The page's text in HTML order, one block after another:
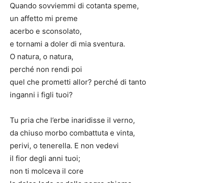
Quando sovviemmi di cotanta speme,
un affetto mi preme
acerbo e sconsolato,
e tornami a doler di mia sventura.
O natura, o natura,
perché non rendi poi
quel che prometti allor? perché di tanto
inganni i figli tuoi?
Tu pria che l’erbe inaridisse il verno,
da chiuso morbo combattuta e vinta,
perivi, o tenerella. E non vedevi
il fior degli anni tuoi;
non ti molceva il core